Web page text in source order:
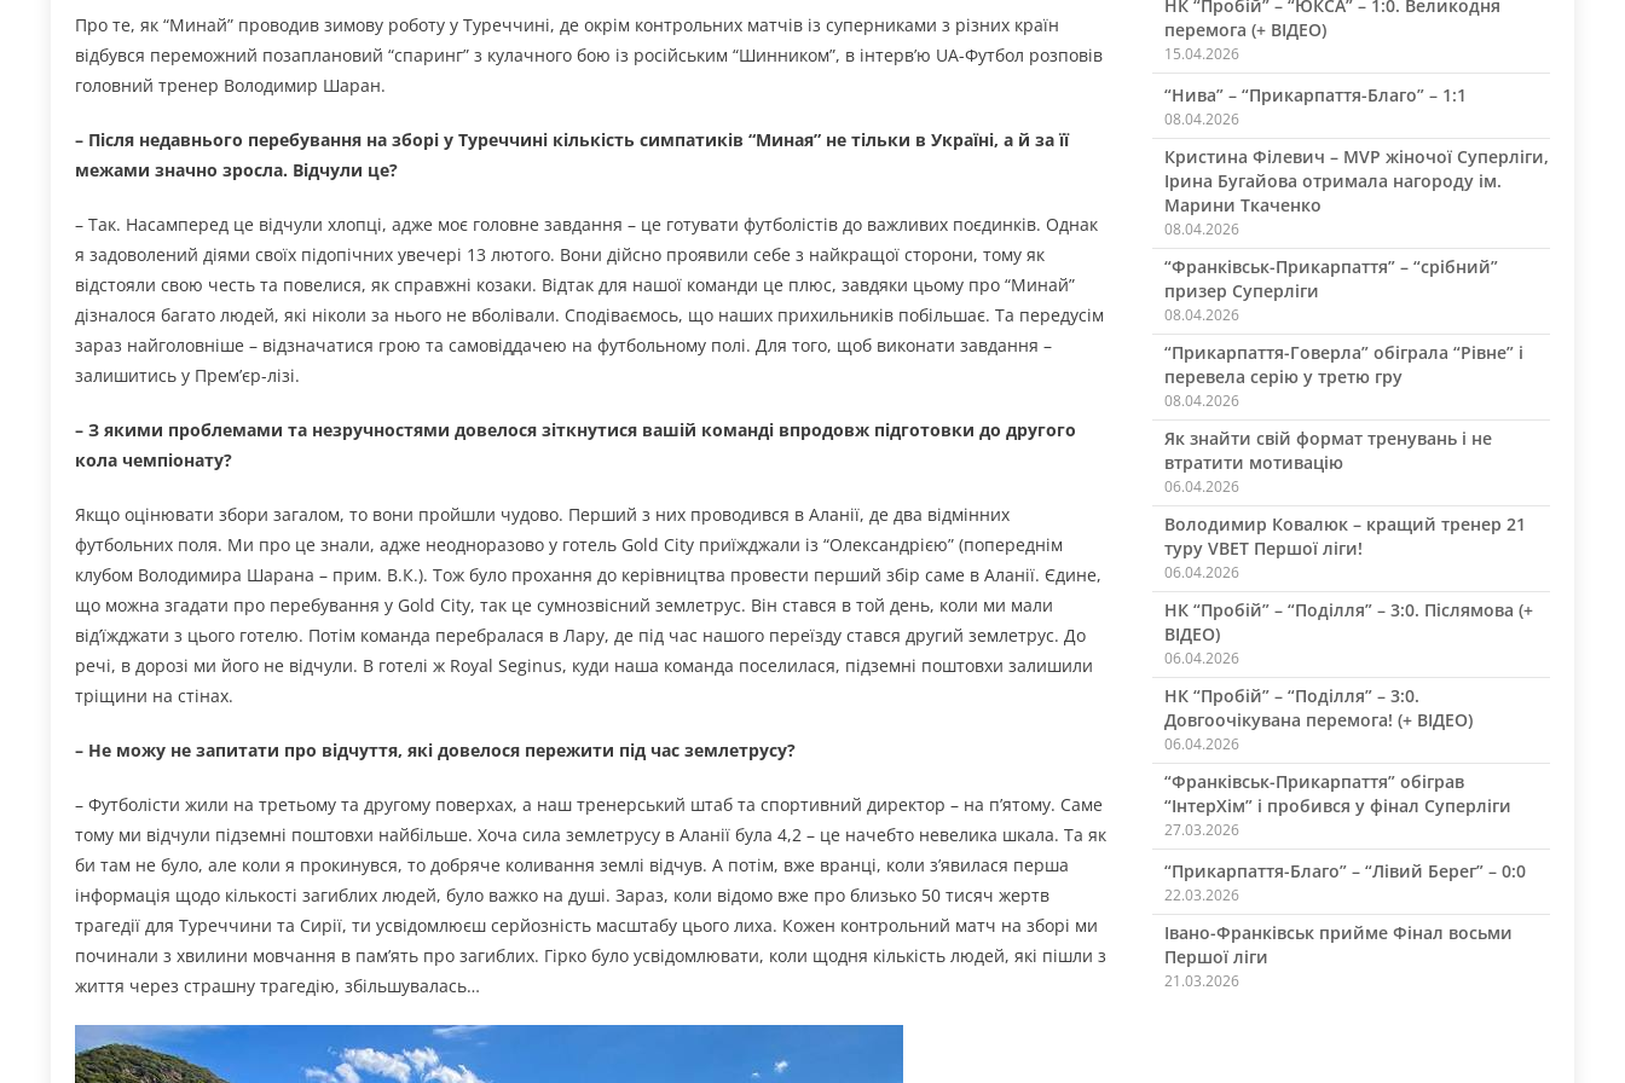
Про те, як “Минай” проводив зимову роботу у Туреччині, де окрім контрольних матчів із суперниками з різних країн
відбувся переможний позаплановий “спаринг” з кулачного бою із російським “Шинником”, в інтерв’ю UA-Футбол розповів
головний тренер Володимир Шаран.
– Після недавнього перебування на зборі у Туреччині кількість симпатиків “Миная” не тільки в Україні, а й за її
межами значно зросла. Відчули це?
– Так. Насамперед це відчули хлопці, адже моє головне завдання – це готувати футболістів до важливих поєдинків. Однак
я задоволений діями своїх підопічних увечері 13 лютого. Вони дійсно проявили себе з найкращої сторони, тому як
відстояли свою честь та повелися, як справжні козаки. Відтак для нашої команди це плюс, завдяки цьому про “Минай”
дізналося багато людей, які ніколи за нього не вболівали. Сподіваємось, що наших прихильників побільшає. Та передусім
зараз найголовніше – відзначатися грою та самовіддачею на футбольному полі. Для того, щоб виконати завдання –
залишитись у Прем’єр-лізі.
– З якими проблемами та незручностями довелося зіткнутися вашій команді впродовж підготовки до другого
кола чемпіонату?
Якщо оцінювати збори загалом, то вони пройшли чудово. Перший з них проводився в Аланії, де два відмінних
футбольних поля. Ми про це знали, адже неодноразово у готель Gold City приїжджали із “Олександрією” (попереднім
клубом Володимира Шарана – прим. В.К.). Тож було прохання до керівництва провести перший збір саме в Аланії. Єдине,
що можна згадати про перебування у Gold City, так це сумнозвісний землетрус. Він стався в той день, коли ми мали
від’їжджати з цього готелю. Потім команда перебралася в Лару, де під час нашого переїзду стався другий землетрус. До
речі, в дорозі ми його не відчули. В готелі ж Royal Seginus, куди наша команда поселилася, підземні поштовхи залишили
тріщини на стінах.
– Не можу не запитати про відчуття, які довелося пережити під час землетрусу?
– Футболісти жили на третьому та другому поверхах, а наш тренерський штаб та спортивний директор – на п’ятому. Саме
тому ми відчули підземні поштовхи найбільше. Хоча сила землетрусу в Аланії була 4,2 – це начебто невелика шкала. Та як
би там не було, але коли я прокинувся, то добряче коливання землі відчув. А потім, вже вранці, коли з’явилася перша
інформація щодо кількості загиблих людей, було важко на душі. Зараз, коли відомо вже про близько 50 тисяч жертв
трагедії для Туреччини та Сирії, ти усвідомлюєш серйозність масштабу цього лиха. Кожен контрольний матч на зборі ми
починали з хвилини мовчання в пам’ять про загиблих. Гірко було усвідомлювати, коли щодня кількість людей, які пішли з
життя через страшну трагедію, збільшувалась…
НК “Пробій” – “ЮКСА” – 1:0. Великодня
перемога (+ ВІДЕО)
15.04.2026
“Нива” – “Прикарпаття-Благо” – 1:1
08.04.2026
Кристина Філевич – MVP жіночої Суперліги,
Ірина Бугайова отримала нагороду ім.
Марини Ткаченко
08.04.2026
“Франківськ-Прикарпаття” – “срібний”
призер Суперліги
08.04.2026
“Прикарпаття-Говерла” обіграла “Рівне” і
перевела серію у третю гру
08.04.2026
Як знайти свій формат тренувань і не
втратити мотивацію
06.04.2026
Володимир Ковалюк – кращий тренер 21
туру VBET Першої ліги!
06.04.2026
НК “Пробій” – “Поділля” – 3:0. Післямова (+
ВІДЕО)
06.04.2026
НК “Пробій” – “Поділля” – 3:0.
Довгоочікувана перемога! (+ ВІДЕО)
06.04.2026
“Франківськ-Прикарпаття” обіграв
“ІнтерХім” і пробився у фінал Суперліги
27.03.2026
“Прикарпаття-Благо” – “Лівий Берег” – 0:0
22.03.2026
Івано-Франківськ прийме Фінал восьми
Першої ліги
21.03.2026